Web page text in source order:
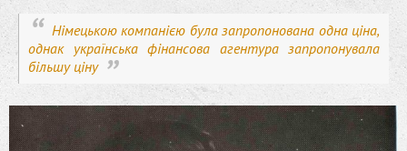
Німецькою компанією була запропонована одна ціна,
однак українська фінансова агентура запропонувала
більшу ціну